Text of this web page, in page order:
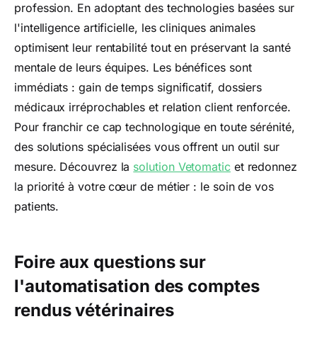
profession. En adoptant des technologies basées sur
l'intelligence artificielle, les cliniques animales
optimisent leur rentabilité tout en préservant la santé
mentale de leurs équipes. Les bénéfices sont
immédiats : gain de temps significatif, dossiers
médicaux irréprochables et relation client renforcée.
Pour franchir ce cap technologique en toute sérénité,
des solutions spécialisées vous offrent un outil sur
mesure. Découvrez la solution Vetomatic et redonnez
la priorité à votre cœur de métier : le soin de vos
patients.
Foire aux questions sur
l'automatisation des comptes
rendus vétérinaires